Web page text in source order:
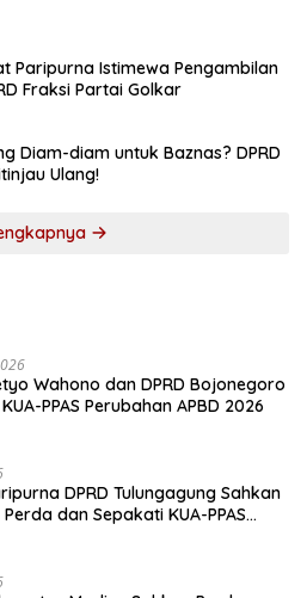
Paripurna Istimewa Pengambilan
Fraksi Partai Golkar
Diam-diam untuk Baznas? DPRD
Ulang!
Wahono dan DPRD Bojonegoro
PPAS Perubahan APBD 2026
DPRD Tulungagung Sahkan
dan Sepakati KUA-PPAS